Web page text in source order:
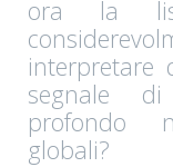
ora la
interpretare
segnale
profondo
globali?